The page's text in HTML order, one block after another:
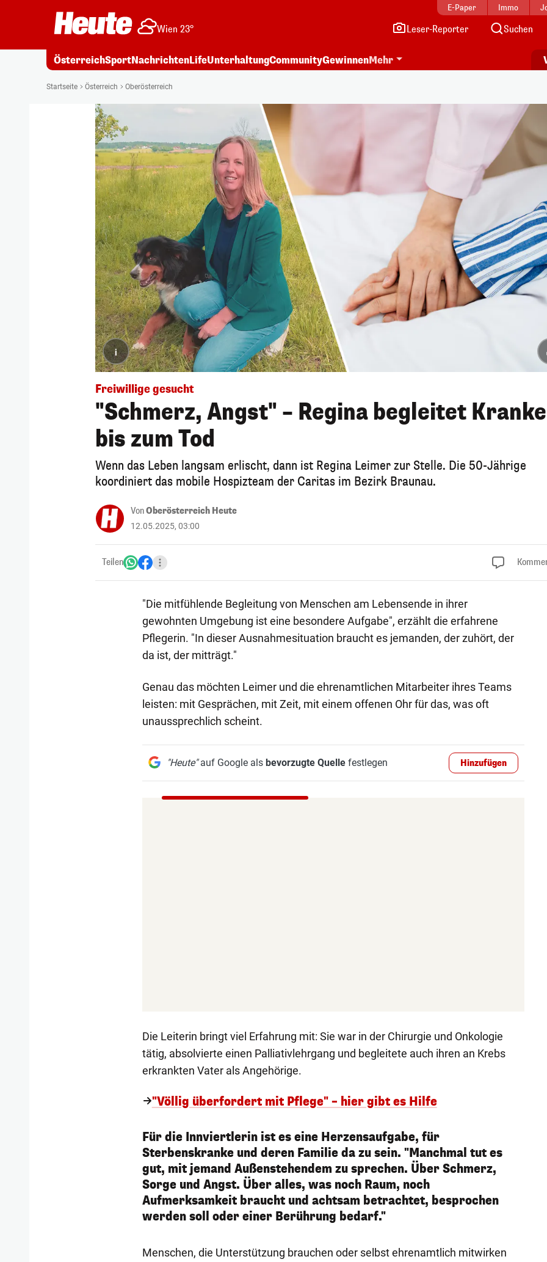
E-Paper Immo
Wien 23° Leser-Reporter Suchen
ÖsterreichSportNachrichtenLifeUnterhaltungCommunityGewinnenMehr
Startseite Österreich Oberösterreich
i
Freiwillige gesucht
"Schmerz, Angst" – Regina begleitet Kranke
bis zum Tod
Wenn das Leben langsam erlischt, dann ist Regina Leimer zur Stelle. Die 50-Jährige
koordiniert das mobile Hospizteam der Caritas im Bezirk Braunau.
VonOberösterreich Heute
12.05.2025, 03:00
Teilen
"Die mitfühlende Begleitung von Menschen am Lebensende in ihrer
gewohnten Umgebung ist eine besondere Aufgabe", erzählt die erfahrene
Pflegerin. "In dieser Ausnahmesituation braucht es jemanden, der zuhört, der
da ist, der mitträgt."
Genau das möchten Leimer und die ehrenamtlichen Mitarbeiter ihres Teams
leisten: mit Gesprächen, mit Zeit, mit einem offenen Ohr für das, was oft
unaussprechlich scheint.
"Heute"auf Google als bevorzugte Quellefestlegen Hinzufügen
Die Leiterin bringt viel Erfahrung mit: Sie war in der Chirurgie und Onkologie
tätig, absolvierte einen Palliativlehrgang und begleitete auch ihren an Krebs
erkrankten Vater als Angehörige.
"Völlig überfordert mit Pflege" – hier gibt es Hilfe
Für die Innviertlerin ist es eine Herzensaufgabe, für
Sterbenskranke und deren Familie da zu sein. "Manchmal tut es
gut, mit jemand Außenstehendem zu sprechen. Über Schmerz,
Sorge und Angst. Über alles, was noch Raum, noch
Aufmerksamkeit braucht und achtsam betrachtet, besprochen
werden soll oder einer Berührung bedarf."
Menschen, die Unterstützung brauchen oder selbst ehrenamtlich mitwirken